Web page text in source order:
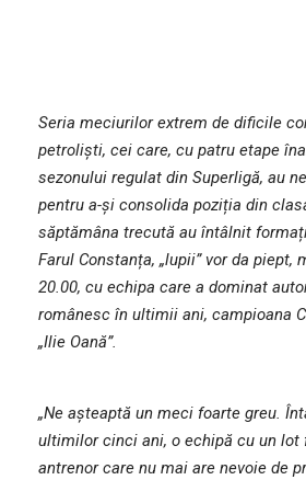
Seria meciurilor extrem de dificile
petroliști, cei care, cu patru etape
sezonului regulat din Superligă, au
pentru a-și consolida poziția din
săptămâna trecută au întâlnit
Farul Constanța, „lupii” vor da piept,
20.00, cu echipa care a dominat
românesc în ultimii ani, campioana
„Ilie Oană”.
„Ne așteaptă un meci foarte greu.
ultimilor cinci ani, o echipă cu un lot
antrenor care nu mai are nevoie de